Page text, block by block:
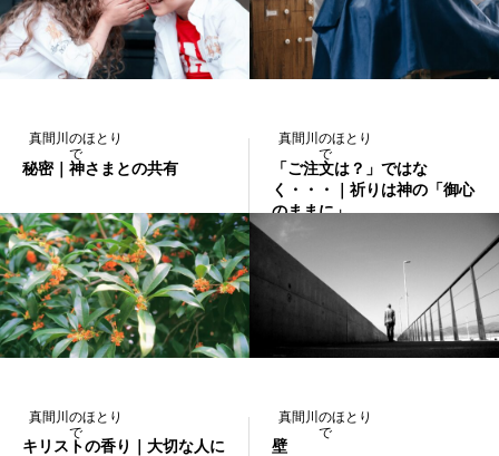
真間川のほとり
で
秘密｜神さまとの共有
2023.11.06
真間川のほとり
で
「ご注文は？」ではな
く・・・｜祈りは神の「御心
のままに」
真間川のほとり
で
キリストの香り｜大切な人に
真間川のほとり
で
壁